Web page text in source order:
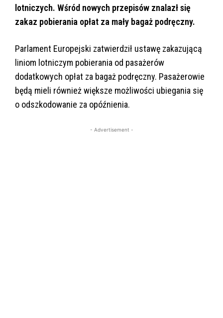
lotniczych. Wśród nowych przepisów znalazł się
zakaz pobierania opłat za mały bagaż podręczny.
Parlament Europejski zatwierdził ustawę zakazującą
liniom lotniczym pobierania od pasażerów
dodatkowych opłat za bagaż podręczny. Pasażerowie
będą mieli również większe możliwości ubiegania się
o odszkodowanie za opóźnienia.
- Advertisement -